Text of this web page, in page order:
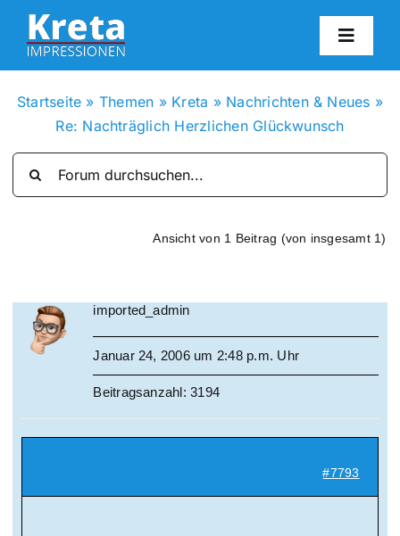
Zum
Inhalt
springen
Suche
Startseite » Themen » Kreta » Nachrichten & Neues »
Re: Nachträglich Herzlichen Glückwunsch
Ansicht von 1 Beitrag (von insgesamt 1)
imported_admin
Januar 24, 2006 um 2:48 p.m. Uhr
Beitragsanzahl: 3194
#7793